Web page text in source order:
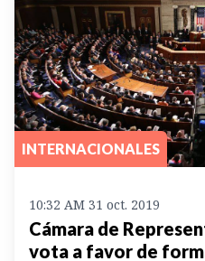
INTERNACIONALES
10:32 AM 31 oct. 2019
Cámara de
vota a favor de